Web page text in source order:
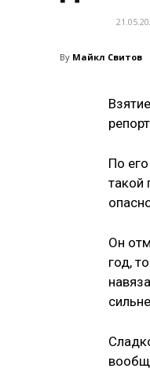
By Майкл Свитов
По
такой
Он
год,